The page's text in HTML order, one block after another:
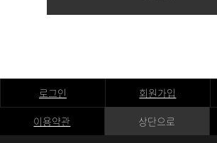
로그인 회원가입
이용약관
상단으로